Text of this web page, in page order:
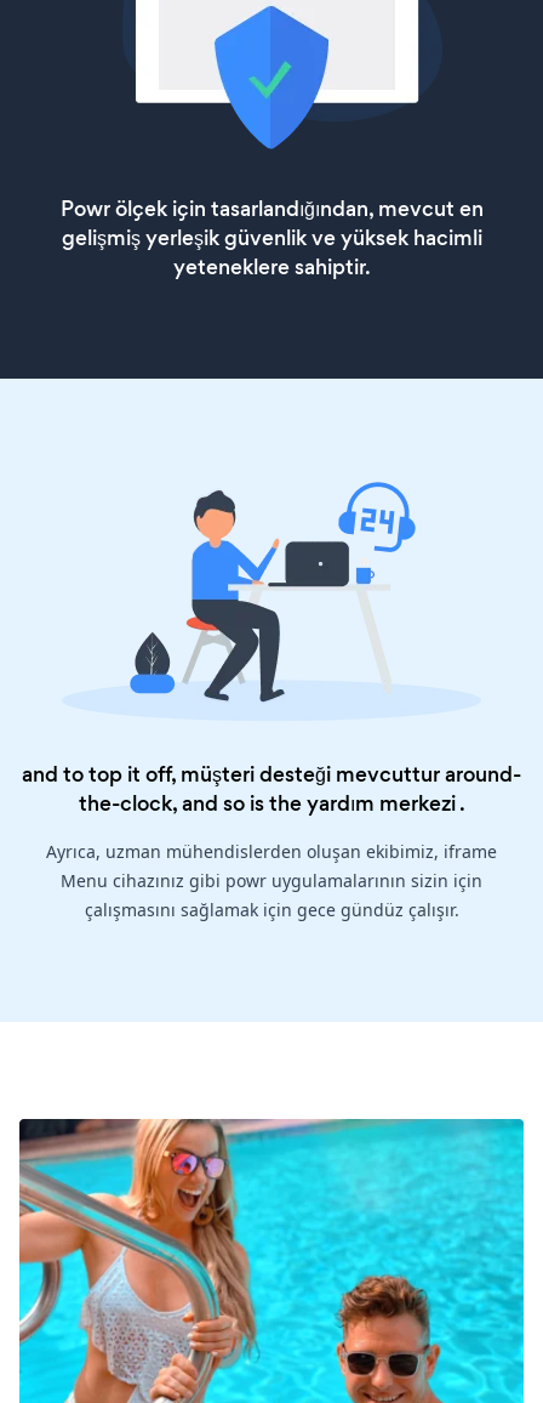
Powr ölçek için tasarlandığından, mevcut en
gelişmiş yerleşik güvenlik ve yüksek hacimli
yeteneklere sahiptir.
and to top it off, müşteri desteği mevcuttur around-
the-clock, and so is theyardım merkezi.
Ayrıca, uzman mühendislerden oluşan ekibimiz, iframe
Menu cihazınız gibi powr uygulamalarının sizin için
çalışmasını sağlamak için gece gündüz çalışır.